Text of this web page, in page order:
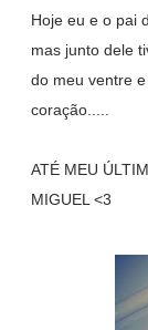
Hoje eu e o pai
mas junto dele
do meu ventre
coração.....
ATÉ MEU
MIGUEL <3